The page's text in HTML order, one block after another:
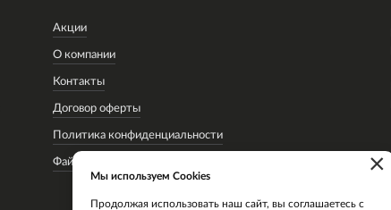
Акции
О компании
Контакты
Договор оферты
Политика конфиденциальности
Файлы cookie ×
Мы используем Cookies
Продолжая использовать наш сайт, вы соглашаетесь с